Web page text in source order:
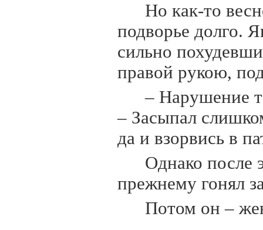
Но как-то
подворье долго.
сильно
правой рукою,
– Нарушение
– Засыпал
да и взорвись в
Однако после
прежнему гонял
Потом он –